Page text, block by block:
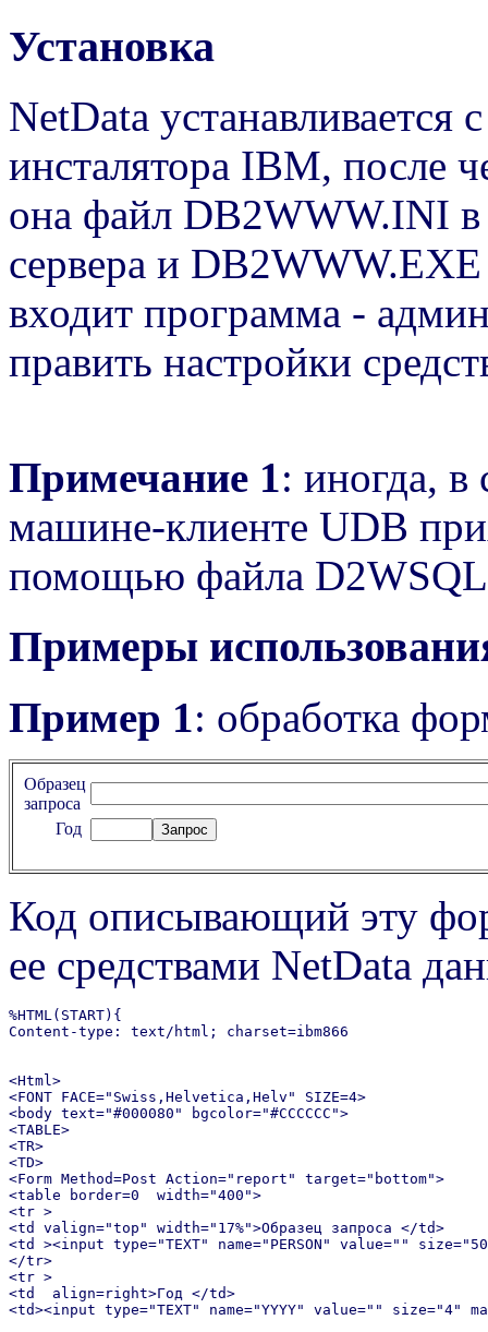
Установка
NetData
инсталятора IBM, после
она файл DB2WWW.INI в
сервера и
входит программа -
править настройки
Примечание 1: иногда, в
машине-клиенте UDB
помощью файла
Примеры
Пример 1: обработка
Образец
запроса
Год
Код описывающий эту
ее средствами NetData
%HTML(START){
Content-type: text/html; charset=ibm866
<Html>
<FONT FACE="Swiss,Helvetica,Helv" SIZE=4>
<body text="#000080" bgcolor="#CCCCCC">
<TABLE>
<TR>
<TD>
<Form Method=Post Action="report" target="bottom">
<table border=0  width="400">
<tr >
<td valign="top" width="17%">Образец запроса </td>
<td ><input type="TEXT" name="PERSON" value=""
</tr>
<tr >
<td  align=right>Год </td>
<td><input type="TEXT" name="YYYY" value="" size="4"